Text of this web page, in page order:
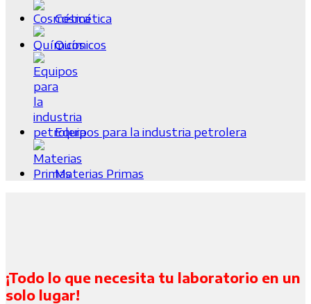
Cosmética
Químicos
Equipos para la industria petrolera
Materias Primas
¡Todo lo que necesita tu laboratorio en un
solo lugar!